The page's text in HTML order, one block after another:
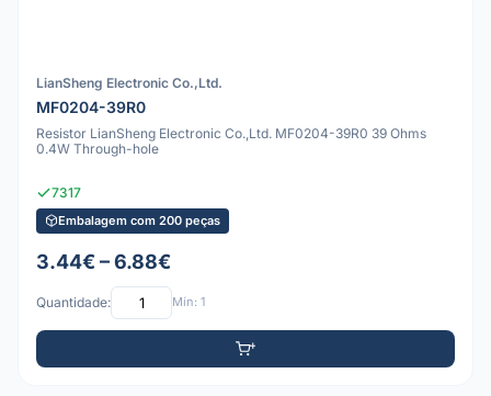
LianSheng Electronic Co.,Ltd.
MF0204-39R0
Resistor LianSheng Electronic Co.,Ltd. MF0204-39R0 39 Ohms
0.4W Through-hole
7317
Embalagem com 200 peças
3.44€ – 6.88€
Quantidade: Mín: 1